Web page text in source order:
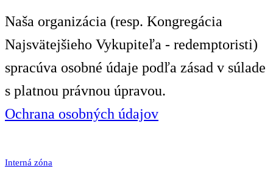
Naša organizácia (resp. Kongregácia
Najsvätejšieho Vykupiteľa - redemptoristi)
spracúva osobné údaje podľa zásad v súlade
s platnou právnou úpravou.
Ochrana osobných údajov
Interná zóna